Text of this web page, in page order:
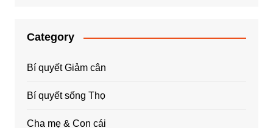
Category
Bí quyết Giảm cân
Bí quyết sống Thọ
Cha mẹ & Con cái